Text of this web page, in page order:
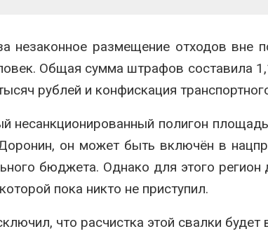
незаконное размещение отходов вне
Общая сумма штрафов составила
рублей и конфискация
несанкционированный полигон
он может быть включён в
бюджета. Однако для этого
пока никто не приступил.
что расчистка этой свалки